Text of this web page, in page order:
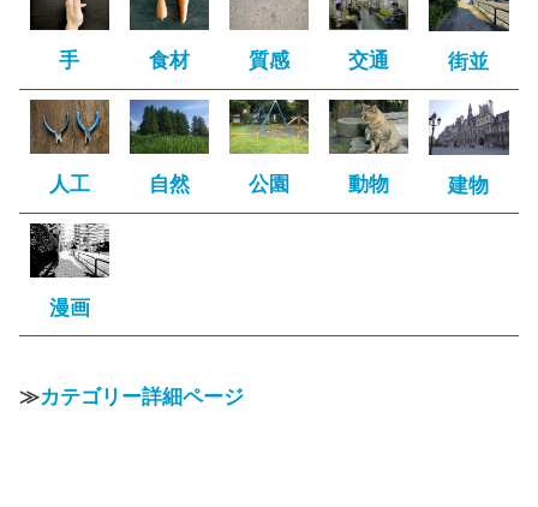
手 食材 質感 交通 街並
人工 自然 公園 動物 建物
漫画
≫カテゴリー詳細ページ